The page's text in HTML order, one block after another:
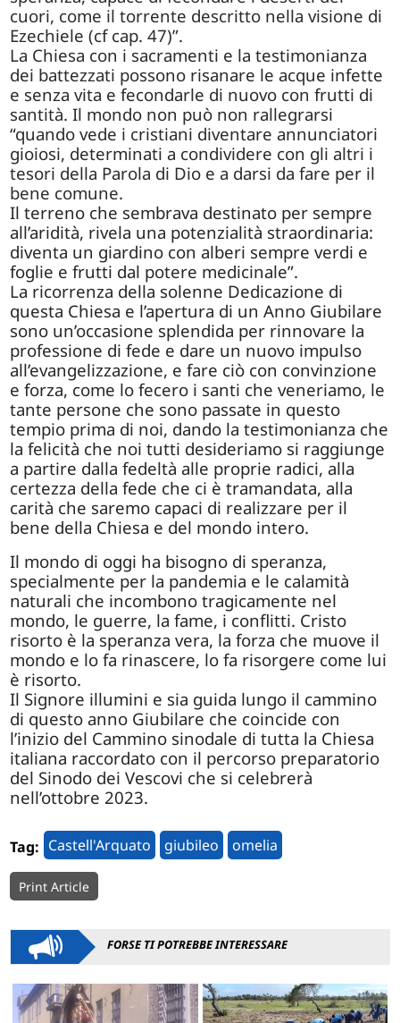
cuori, come il torrente descritto nella visione di
Ezechiele (cf cap. 47)”.
La Chiesa con i sacramenti e la testimonianza
dei battezzati possono risanare le acque infette
e senza vita e fecondarle di nuovo con frutti di
santità. Il mondo non può non rallegrarsi
“quando vede i cristiani diventare annunciatori
gioiosi, determinati a condividere con gli altri i
tesori della Parola di Dio e a darsi da fare per il
bene comune.
Il terreno che sembrava destinato per sempre
all’aridità, rivela una potenzialità straordinaria:
diventa un giardino con alberi sempre verdi e
foglie e frutti dal potere medicinale”.
La ricorrenza della solenne Dedicazione di
questa Chiesa e l’apertura di un Anno Giubilare
sono un’occasione splendida per rinnovare la
professione di fede e dare un nuovo impulso
all’evangelizzazione, e fare ciò con convinzione
e forza, come lo fecero i santi che veneriamo, le
tante persone che sono passate in questo
tempio prima di noi, dando la testimonianza che
la felicità che noi tutti desideriamo si raggiunge
a partire dalla fedeltà alle proprie radici, alla
certezza della fede che ci è tramandata, alla
carità che saremo capaci di realizzare per il
bene della Chiesa e del mondo intero.
Il mondo di oggi ha bisogno di speranza,
specialmente per la pandemia e le calamità
naturali che incombono tragicamente nel
mondo, le guerre, la fame, i conflitti. Cristo
risorto è la speranza vera, la forza che muove il
mondo e lo fa rinascere, lo fa risorgere come lui
è risorto.
Il Signore illumini e sia guida lungo il cammino
di questo anno Giubilare che coincide con
l’inizio del Cammino sinodale di tutta la Chiesa
italiana raccordato con il percorso preparatorio
del Sinodo dei Vescovi che si celebrerà
nell’ottobre 2023.
Tag: Castell'Arquato giubileo omelia
Print Article
FORSE TI POTREBBE INTERESSARE